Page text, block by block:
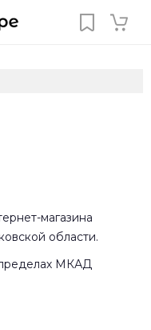
магазина
области.
МКАД